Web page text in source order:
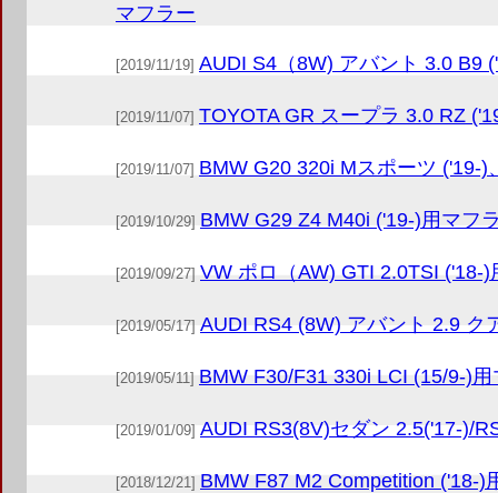
マフラー
[2019/11/19] AUDI S4（8W) アバント 3.0 B9
[2019/11/07] TOYOTA GR スープラ 3.0 RZ
[2019/11/07] BMW G20 320i Mスポーツ ('19-
[2019/10/29] BMW G29 Z4 M40i ('19-)用マフ
[2019/09/27] VW ポロ（AW) GTI 2.0TSI ('18-)
[2019/05/17] AUDI RS4 (8W) アバント 2.9 ク
[2019/05/11] BMW F30/F31 330i LCI (15/9-)
[2019/01/09] AUDI RS3(8V)セダン 2.5('17-)/
[2018/12/21] BMW F87 M2 Competition ('18-)